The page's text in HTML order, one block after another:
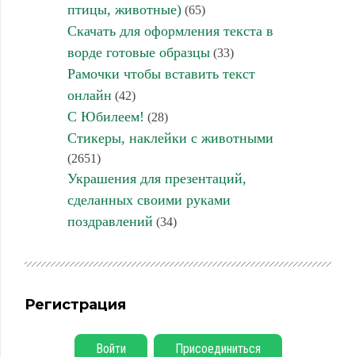
птицы, животные)(65)
Скачать для оформления текста в
ворде готовые образцы(33)
Рамочки чтобы вставить текст
онлайн (42)
С Юбилеем! (28)
Стикеры, наклейки с животными
(2651)
Украшения для презентаций,
сделанных своими руками
поздравлений (34)
Регистрация
Войти Присоединиться